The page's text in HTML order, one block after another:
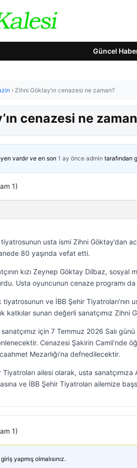
Güncel
› Zihni Göktay’ın cenazesi ne zaman?
cenazesi ne
vardır ve en son 1 ay önce admin tarafından
1)
usta ismi Zihni Göktay’dan
80 yaşında vefat etti.
kızı Zeynep Göktay Dilbaz, sosyal
Usta oyuncunun cenaze programı
tiyatrosunun ve İBB Şehir
katkılar sunan değerli sanatçımız Zihni
için 7 Temmuz 2026 Salı
Cenazesi Şakirin Camii’nde
Mezarlığı’na defnedilecektir.
Tiyatroları ailesi olarak, usta
ve İBB Şehir Tiyatroları ailemize
1)
yapmış olmalısınız.